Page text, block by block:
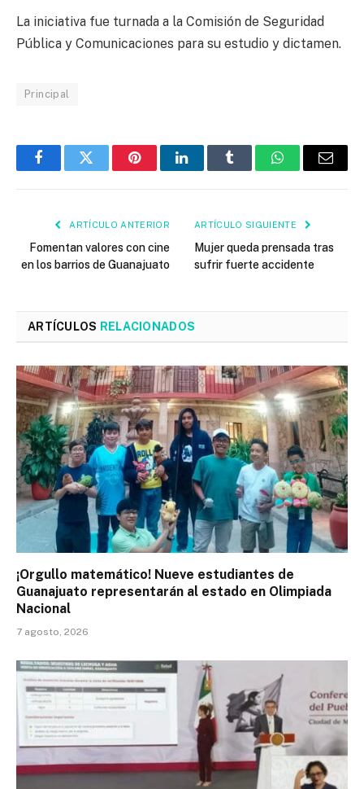
La iniciativa fue turnada a la Comisión de Seguridad
Pública y Comunicaciones para su estudio y dictamen.
Principal
FacebookTwitter PinterestLinkedInTumblr WhatsAppEmail
ARTÍCULO ANTERIOR
Fomentan valores con cine
en los barrios de Guanajuato
ARTÍCULO SIGUIENTE
Mujer queda prensada tras
sufrir fuerte accidente
ARTÍCULOS RELACIONADOS
¡Orgullo matemático! Nueve estudiantes de
Guanajuato representarán al estado en Olimpiada
Nacional
7 agosto, 2026